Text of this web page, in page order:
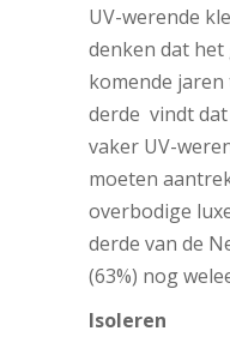
UV-werende
denken dat
komende jaren
derde vindt
vaker UV-
moeten
overbodige
derde van de
(63%) nog
Isoleren